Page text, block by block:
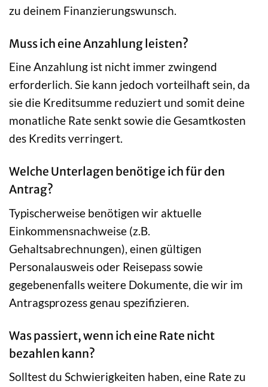
zu deinem Finanzierungswunsch.
Muss ich eine Anzahlung leisten?
Eine Anzahlung ist nicht immer zwingend
erforderlich. Sie kann jedoch vorteilhaft sein, da
sie die Kreditsumme reduziert und somit deine
monatliche Rate senkt sowie die Gesamtkosten
des Kredits verringert.
Welche Unterlagen benötige ich für den
Antrag?
Typischerweise benötigen wir aktuelle
Einkommensnachweise (z.B.
Gehaltsabrechnungen), einen gültigen
Personalausweis oder Reisepass sowie
gegebenenfalls weitere Dokumente, die wir im
Antragsprozess genau spezifizieren.
Was passiert, wenn ich eine Rate nicht
bezahlen kann?
Solltest du Schwierigkeiten haben, eine Rate zu